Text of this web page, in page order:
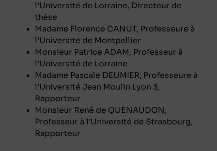
l’Université de Lorraine, Directeur de
thèse
Madame Florence CANUT, Professeure à
l’Université de Montpellier
Monsieur Patrice ADAM, Professeur à
l’Université de Lorraine
Madame Pascale DEUMIER, Professeure à
l’Université Jean Moulin Lyon 3,
Rapporteur
Monsieur René de QUENAUDON,
Professeur à l’Université de Strasbourg,
Rapporteur